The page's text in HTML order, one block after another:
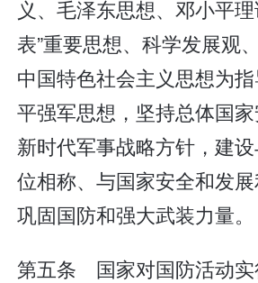
义、毛泽东思想、邓小平
表”重要思想、科学发展观
中国特色社会主义思想为
平强军思想，坚持总体国
新时代军事战略方针，建
位相称、与国家安全和发
巩固国防和强大武装力量。
第五条 国家对国防活动实